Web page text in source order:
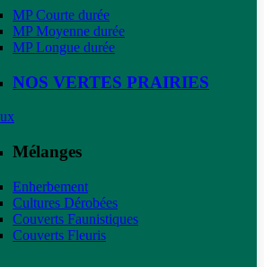
MP Courte durée
MP Moyenne durée
MP Longue durée
NOS VERTES PRAIRIES
Mélanges
Enherbement
Cultures Dérobées
Couverts Faunistiques
Couverts Fleuris